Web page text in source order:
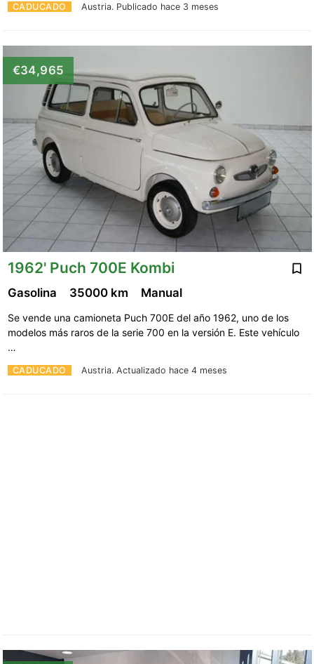
CADUCADO Austria. Publicado hace 3 meses
€34,965
1962' Puch 700E Kombi
CADUCADO Austria. Actualizado hace 4 meses
Gasolina 35000 km Manual
Se vende una camioneta Puch 700E del año 1962, uno de los
modelos más raros de la serie 700 en la versión E. Este vehículo
…